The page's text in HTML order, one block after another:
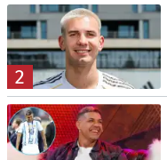
2